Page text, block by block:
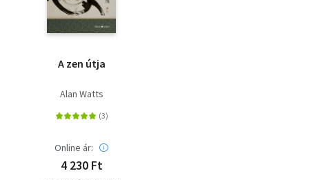
A zen útja
Alan Watts
Online ár:
4 230 Ft